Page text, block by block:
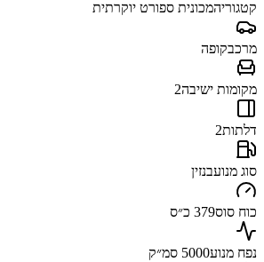
קטגוריהמכונית ספורט יוקרתית
מרכבקופה
מקומות ישיבה2
דלתות2
סוג מנועבנזין
כוח סוס379 כ״ס
נפח מנוע5000 סמ״ק